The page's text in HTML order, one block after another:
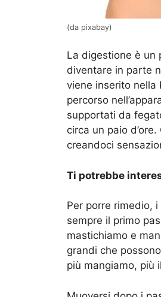
(da pixabay)
La digestione è un
diventare in parte
viene inserito nella
percorso
supportati da
circa un paio
creandoci
Ti potrebbe
Per porre rimedio,
sempre il primo
mastichiamo e
grandi che
più mangiamo, più